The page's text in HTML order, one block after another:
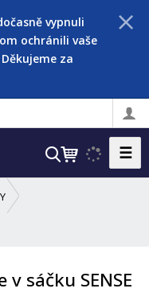
vypnuli
ochránili vaše
za
V
t
☰
sáčku SENSE